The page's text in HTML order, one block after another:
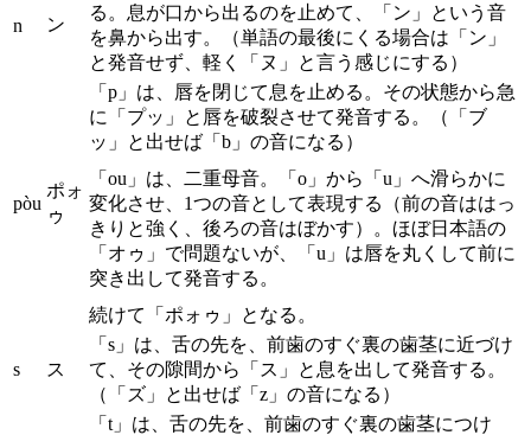
n ン
る。息が口から出るのを止めて、「ン」という音
を鼻から出す。（単語の最後にくる場合は「ン」
と発音せず、軽く「ヌ」と言う感じにする）
pòu
ポォ
ゥ
「p」は、唇を閉じて息を止める。その状態から急
に「プッ」と唇を破裂させて発音する。（「ブ
ッ」と出せば「b」の音になる）
「ou」は、二重母音。「o」から「u」へ滑らかに
変化させ、1つの音として表現する（前の音ははっ
きりと強く、後ろの音はぼかす）。ほぼ日本語の
「オゥ」で問題ないが、「u」は唇を丸くして前に
突き出して発音する。
続けて「ポォゥ」となる。
s ス
「s」は、舌の先を、前歯のすぐ裏の歯茎に近づけ
て、その隙間から「ス」と息を出して発音する。
（「ズ」と出せば「z」の音になる）
「t」は、舌の先を、前歯のすぐ裏の歯茎につけ